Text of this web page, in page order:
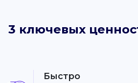
3 ключевых
Быстро